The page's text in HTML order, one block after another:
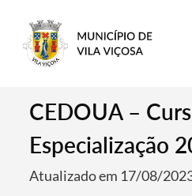
CEDOUA –
Especialização
Atualizado em 17/08/